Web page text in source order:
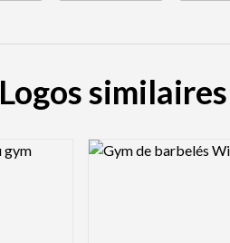
Logos
Logo Preview Image